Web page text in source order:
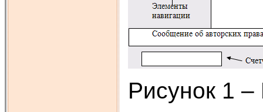
Рисунок 1